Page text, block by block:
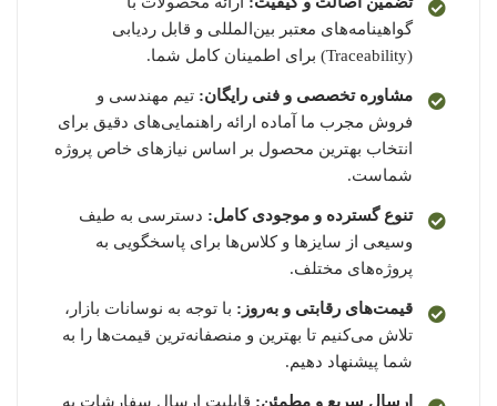
گواهینامه‌های معتبر بین‌المللی و قابل ردیابی
(Traceability) برای اطمینان کامل شما.
مشاوره تخصصی و فنی رایگان: تیم مهندسی و
فروش مجرب ما آماده ارائه راهنمایی‌های دقیق برای
انتخاب بهترین محصول بر اساس نیازهای خاص پروژه
شماست.
تنوع گسترده و موجودی کامل: دسترسی به طیف
وسیعی از سایزها و کلاس‌ها برای پاسخگویی به
پروژه‌های مختلف.
قیمت‌های رقابتی و به‌روز: با توجه به نوسانات بازار،
تلاش می‌کنیم تا بهترین و منصفانه‌ترین قیمت‌ها را به
شما پیشنهاد دهیم.
ارسال سریع و مطمئن: قابلیت ارسال سفارشات به